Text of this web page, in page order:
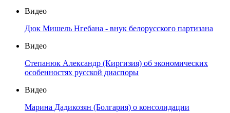
Видео
Дюк Мишель Нгебана - внук белорусского партизана
Видео
Степанюк Александр (Киргизия) об экономических
особенностях русской диаспоры
Видео
Марина Дадикозян (Болгария) о консолидации